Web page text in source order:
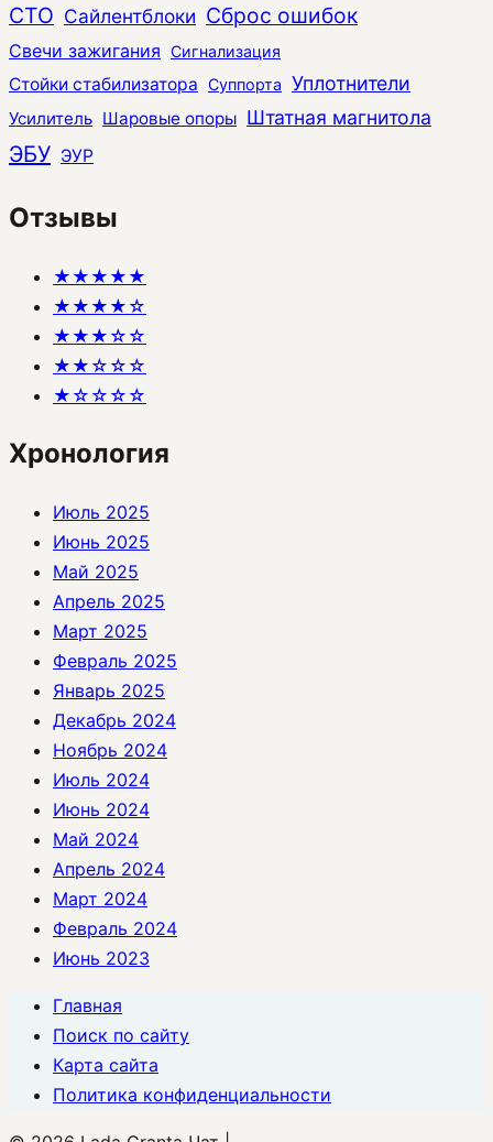
СТО Сайлентблоки Сброс ошибок
Свечи зажигания Сигнализация
Стойки стабилизатора Суппорта Уплотнители
Усилитель Шаровые опоры Штатная магнитола
ЭБУ ЭУР
Отзывы
★★★★★
★★★★☆
★★★☆☆
★★☆☆☆
★☆☆☆☆
Хронология
Июль 2025
Июнь 2025
Май 2025
Апрель 2025
Март 2025
Февраль 2025
Январь 2025
Декабрь 2024
Ноябрь 2024
Июль 2024
Июнь 2024
Май 2024
Апрель 2024
Март 2024
Февраль 2024
Июнь 2023
Главная
Поиск по сайту
Карта сайта
Политика конфиденциальности